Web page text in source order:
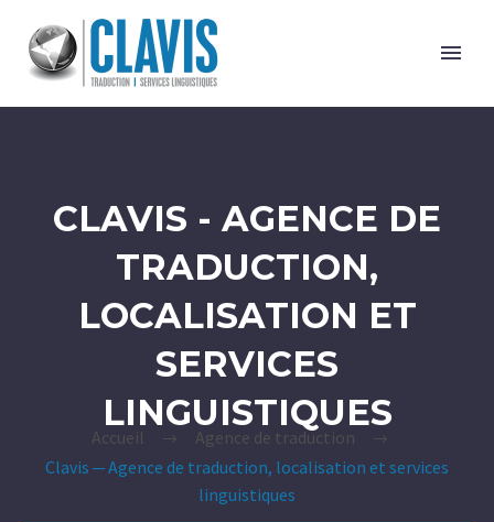
CLAVIS - AGENCE DE
TRADUCTION,
LOCALISATION ET
SERVICES
LINGUISTIQUES
Accueil
Agence de traduction
Clavis — Agence de traduction, localisation et services
linguistiques